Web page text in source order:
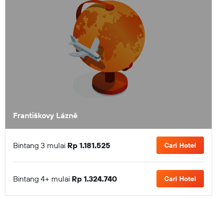
Františkovy Lázně
Bintang 3 mulai Rp 1.181.525 Cari Hotel
Bintang 4+ mulai Rp 1.324.740 Cari Hotel